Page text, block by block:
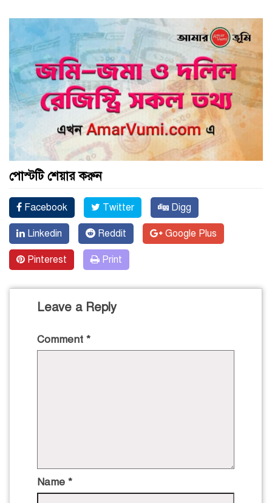
পোস্টটি শেয়ার করুন
Facebook Twitter Digg
Linkedin Reddit Google Plus
Pinterest Print
Leave a Reply
Comment *
Name *